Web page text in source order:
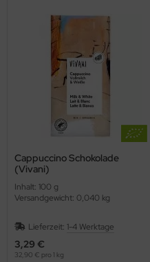
Cappuccino Schokolade
(Vivani)
Inhalt: 100 g
Versandgewicht: 0,040 kg
Lieferzeit: 1-4 Werktage
3,29 €
32,90 € pro 1 kg